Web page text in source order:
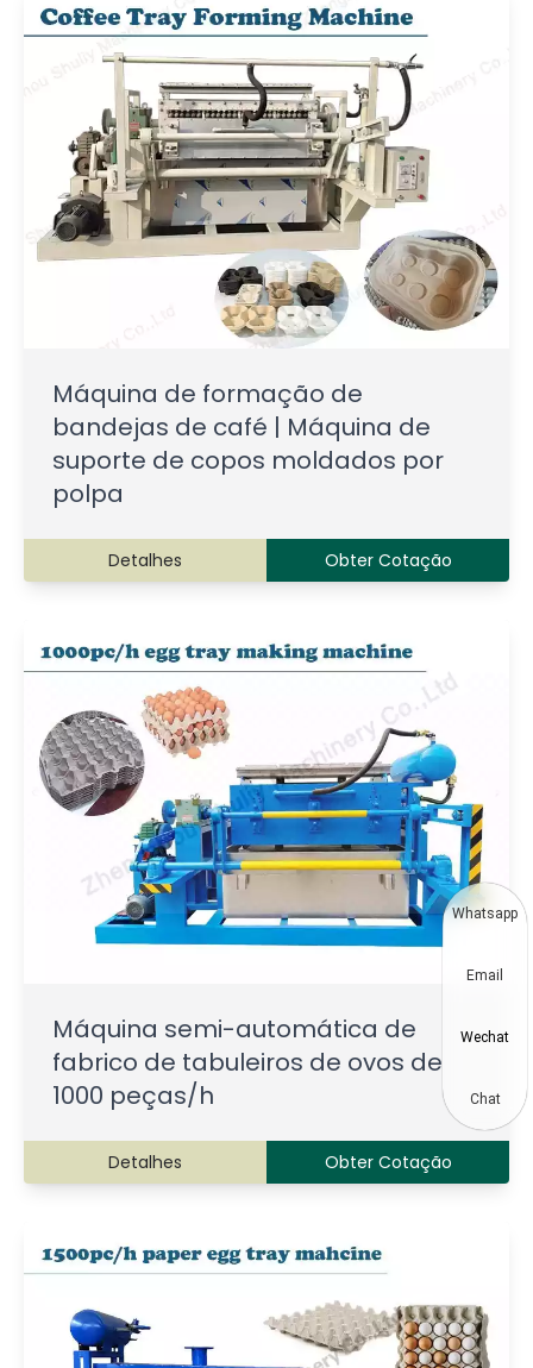
Máquina de formação de
bandejas de café | Máquina de
suporte de copos moldados por
polpa
Detalhes Obter Cotação
Máquina semi-automática de
fabrico de tabuleiros de ovos de
1000 peças/h
Detalhes Obter Cotação
Whatsapp
Email
Wechat
Chat